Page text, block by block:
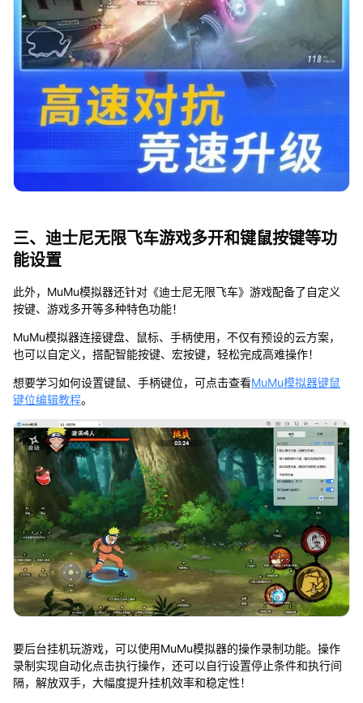
三、迪士尼无限飞车游戏多开和键鼠按键等功
能设置
此外，MuMu模拟器还针对《迪士尼无限飞车》游戏配备了自定义
按键、游戏多开等多种特色功能！
MuMu模拟器连接键盘、鼠标、手柄使用，不仅有预设的云方案，
也可以自定义，搭配智能按键、宏按键，轻松完成高难操作！
想要学习如何设置键鼠、手柄键位，可点击查看MuMu模拟器键鼠
键位编辑教程。
要后台挂机玩游戏，可以使用MuMu模拟器的操作录制功能。操作
录制实现自动化点击执行操作，还可以自行设置停止条件和执行间
隔，解放双手，大幅度提升挂机效率和稳定性！